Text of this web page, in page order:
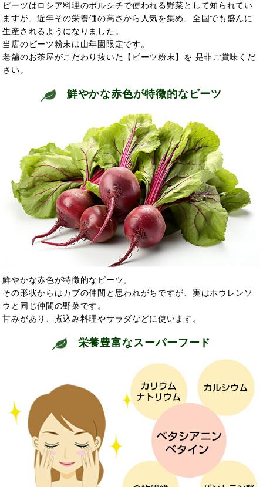
ビーツはロシア料理のボルシチで使われる野菜として知られてい
ますが、近年その栄養価の高さから人気を集め、全国でも盛んに
生産されるようになりました。
当店のビーツ粉末は山年園限定です。
老舗のお茶屋がこだわり抜いた【ビーツ粉末】を 是非ご賞味くだ
さい。
鮮やかな赤色が特徴的なビーツ
鮮やかな赤色が特徴的なビーツ。
その形状からはカブの仲間と思われがちですが、実はホウレンソ
ウと同じ仲間の野菜です。
甘みがあり、煮込み料理やサラダなどに使います。
栄養豊富なスーパーフード